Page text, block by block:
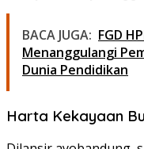
BACA JUGA: FGD
Menanggulangi
Dunia Pendidikan
Harta Kekayaan